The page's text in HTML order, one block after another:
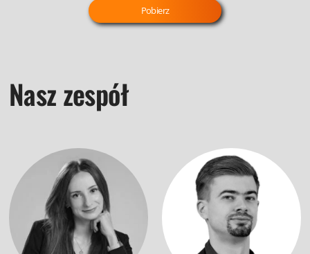
Pobierz
Nasz zespół